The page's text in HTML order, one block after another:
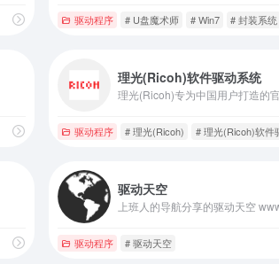
驱动程序 # U盘魔术师 # Win7 # 封装系统
理光(Ricoh)软件驱动系统
驱动程序 # 理光(Ricoh) # 理光(Ricoh)软件
驱动天空
上班人的导航分享的驱动天空
驱动程序 # 驱动天空